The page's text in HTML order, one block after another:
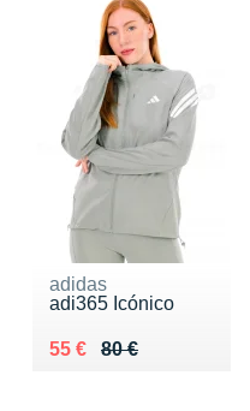
adidas
adi365 Icónico
80 €
Au lieu de 80 €
55 €
Vendu 55 €